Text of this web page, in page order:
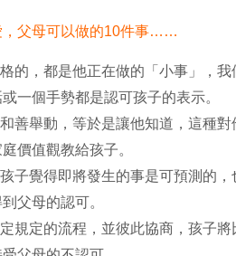
，父母可以做的10件事……
的，都是他正在做的「小事」，
一個手勢都是認可孩子的表示。
善舉動，等於是讓他知道，這種
價值觀教給孩子。
子覺得即將發生的事是可預測的，
父母的認可。
規定的流程，並彼此協商，孩子